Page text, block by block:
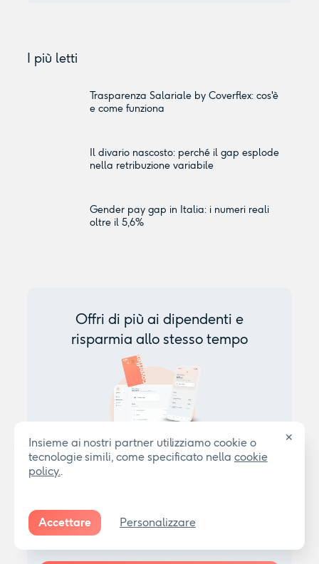
I più letti
Trasparenza Salariale by Coverflex: cos'è
e come funziona
Il divario nascosto: perché il gap esplode
nella retribuzione variabile
Gender pay gap in Italia: i numeri reali
oltre il 5,6%
Offri di più ai dipendenti e
risparmia allo stesso tempo
Una piattaforma unica per una gestione semplice
Insieme ai nostri partner utilizziamo cookie o
tecnologie simili, come specificato nella cookie
policy..
Accettare Personalizzare
✕